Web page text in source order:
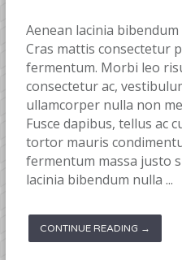
Aenean lacinia
Cras mattis consectetur
fermentum. Morbi leo
consectetur ac,
ullamcorper nulla non
Fusce dapibus, tellus ac
tortor mauris
fermentum massa justo
lacinia bibendum nulla ...
CONTINUE READING →